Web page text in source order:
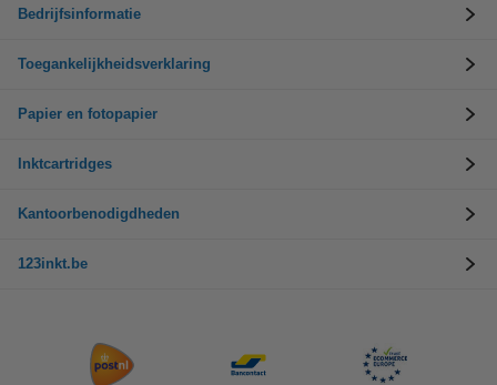
Bedrijfsinformatie
Toegankelijkheidsverklaring
Papier en fotopapier
Inktcartridges
Kantoorbenodigdheden
123inkt.be